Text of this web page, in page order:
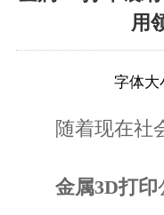
用
字体大
随着现在社会
金属3D打印